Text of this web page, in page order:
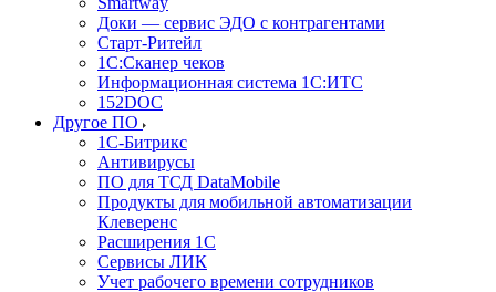
Доки — сервис ЭДО с контрагентами
Старт-Ритейл
1С:Сканер чеков
Информационная система 1С:ИТС
152DOC
Другое ПО
1С-Битрикс
Антивирусы
ПО для ТСД DataMobile
Продукты для мобильной автоматизации
Клеверенс
Расширения 1С
Сервисы ЛИК
Учет рабочего времени сотрудников